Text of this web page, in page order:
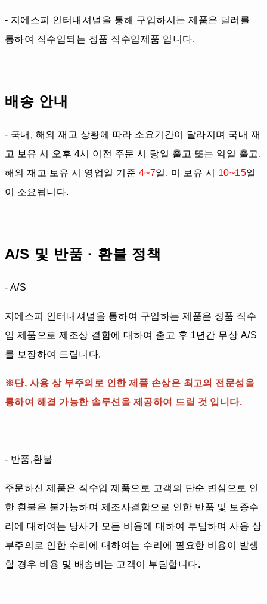
- 지에스피 인터내셔널을 통해 구입하시는 제품은 딜러를
통하여 직수입되는 정품 직수입제품 입니다.
배송 안내
- 국내, 해외 재고 상황에 따라 소요기간이 달라지며 국내 재
고 보유 시 오후 4시 이전 주문 시 당일 출고 또는 익일 출고,
해외 재고 보유 시 영업일 기준 4~7일, 미 보유 시 10~15일
이 소요됩니다.
A/S 및 반품 · 환불 정책
- A/S
지에스피 인터내셔널을 통하여 구입하는 제품은 정품 직수
입 제품으로 제조상 결함에 대하여 출고 후 1년간 무상 A/S
를 보장하여 드립니다.
※단, 사용 상 부주의로 인한 제품 손상은 최고의 전문성을
통하여 해결 가능한 솔루션을 제공하여 드릴 것 입니다.
- 반품,환불
주문하신 제품은 직수입 제품으로 고객의 단순 변심으로 인
한 환불은 불가능하며 제조사결함으로 인한 반품 및 보증수
리에 대하여는 당사가 모든 비용에 대하여 부담하며 사용 상
부주의로 인한 수리에 대하여는 수리에 필요한 비용이 발생
할 경우 비용 및 배송비는 고객이 부담합니다.